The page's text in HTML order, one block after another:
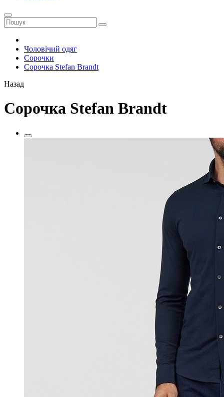
Чоловічий одяг
Сорочки
Сорочка Stefan Brandt
Назад
Сорочка Stefan Brandt